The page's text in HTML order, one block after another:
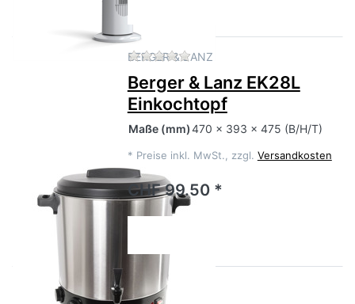
BERGER & LANZZu diesem Produkt liegen
Berger & Lanz EK28L
Einkochtopf
Maße (mm)470 x 393 x 475 (B/H/T)
* Preise inkl. MwSt., zzgl. Versandkosten
CHF 99.50 *